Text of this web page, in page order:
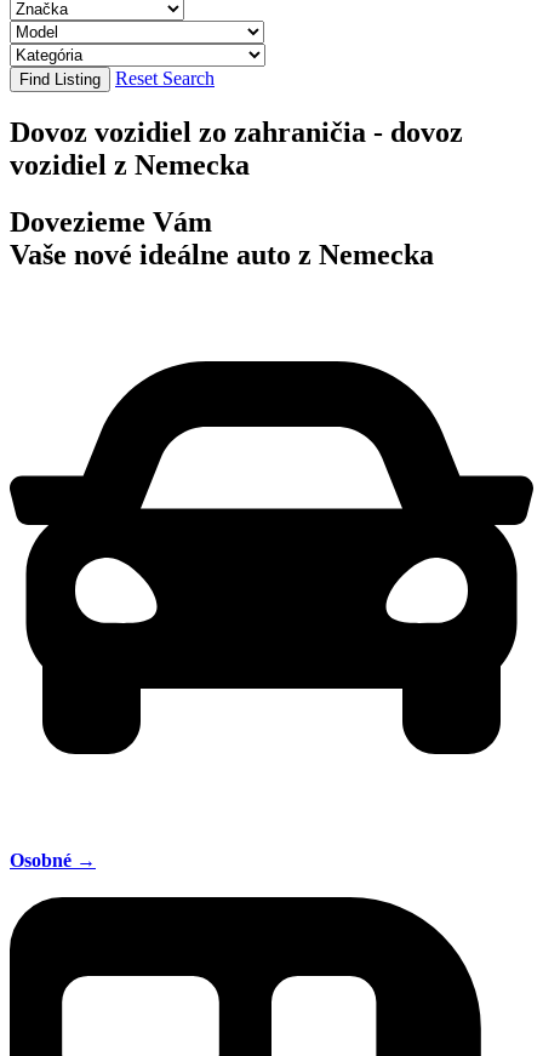
Find Listing Reset Search
Dovoz vozidiel zo zahraničia - dovoz
vozidiel z Nemecka
Dovezieme Vám
Vaše nové ideálne auto z Nemecka
Osobné →